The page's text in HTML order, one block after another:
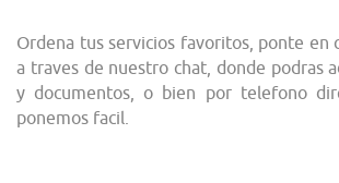
Ordena tus servicios favoritos, ponte en
a traves de nuestro chat, donde podras
y documentos, o bien por telefono
ponemos facil.